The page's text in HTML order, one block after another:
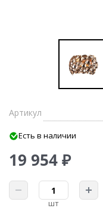
Артикул
Есть в наличии
19 954 ₽
шт